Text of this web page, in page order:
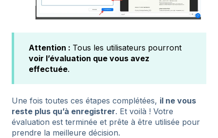
Attention : Tous les utilisateurs pourront
voir l’évaluation que vous avez
effectuée.
Une fois toutes ces étapes complétées, il ne vous
reste plus qu’à enregistrer. Et voilà ! Votre
évaluation est terminée et prête à être utilisée pour
prendre la meilleure décision.